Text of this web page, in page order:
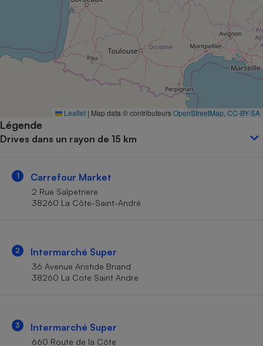
Leaflet | Map data © contributeursOpenStreetMap CC-BY-SA
Légende
Drives dans un rayon de 15 km
1 Carrefour Market
2 Rue Salpetriere
38260 La Côte-Saint-André
2 Intermarché Super
36 Avenue Aristide Briand
38260 La Cote Saint Andre
3 Intermarché Super
660 Route de la Côte
Complément
alimentaire
Assurance emprunteur
Banque
Petit électroménager -
Matelas
Mutuelle